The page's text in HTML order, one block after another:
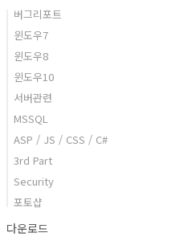
버그리포트
윈도우7
윈도우8
윈도우10
서버관련
MSSQL
ASP / JS / CSS / C#
3rd Part
Security
포토샵
다운로드